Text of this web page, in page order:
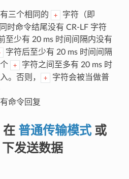
三个相同的 +
字符（即
时命令结尾没有 CR-LF 字符
至少有 20 ms 时间间隔内没有
字符后至少有 20 ms 时间间隔
+
字符之间至多有 20 ms 时
。否则，
+
字符会被当做普
命令回复
在 普通传输模式或
发送数据